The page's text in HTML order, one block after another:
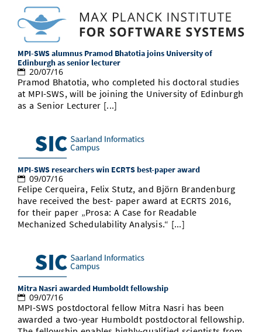
MPI-SWS alumnus Pramod Bhatotia joins University of
Edinburgh as senior lecturer
20/07/16
Pramod Bhatotia, who completed his doctoral studies
at MPI-SWS, will be joining the University of Edinburgh
as a Senior Lecturer [...]
MPI-SWS researchers win ECRTS best-paper award
09/07/16
Felipe Cerqueira, Felix Stutz, and Björn Brandenburg
have received the best- paper award at ECRTS 2016,
for their paper „Prosa: A Case for Readable
Mechanized Schedulability Analysis.“ [...]
Mitra Nasri awarded Humboldt fellowship
09/07/16
MPI-SWS postdoctoral fellow Mitra Nasri has been
awarded a two-year Humboldt postdoctoral fellowship.